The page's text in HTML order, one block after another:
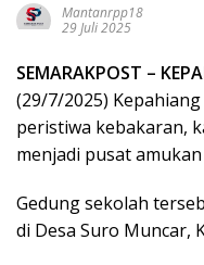
Mantanrpp18
29 Juli 2025
SEMARAKPOST –
(29/7/2025)
peristiwa kebakaran,
menjadi pusat
Gedung sekolah
di Desa Suro Muncar,